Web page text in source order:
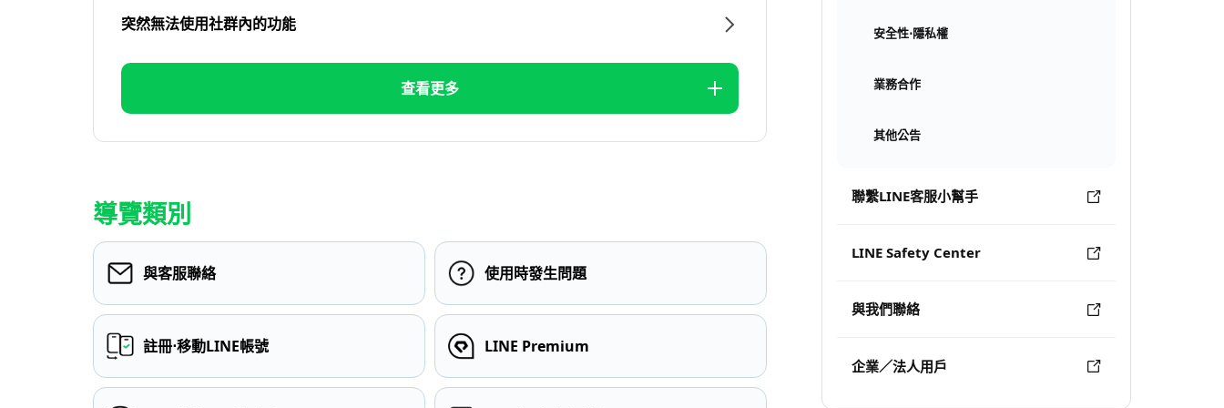
安全性⋅隱私權
業務合作
其他公告
聯繫LINE客服小幫手
LINE Safety Center
與我們聯絡
企業／法人用戶
突然無法使用社群內的功能
查看更多
導覽類別
與客服聯絡 使用時發生問題
註冊⋅移動LINE帳號 LINE Premium